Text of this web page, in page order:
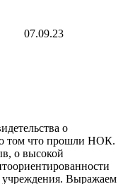
07.09.23
о
о том что прошли НОК.
о высокой
учреждения. Выражаем